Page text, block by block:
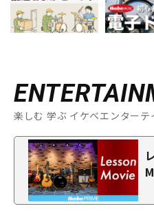
楽しむ 学ぶ イケベエンターテ